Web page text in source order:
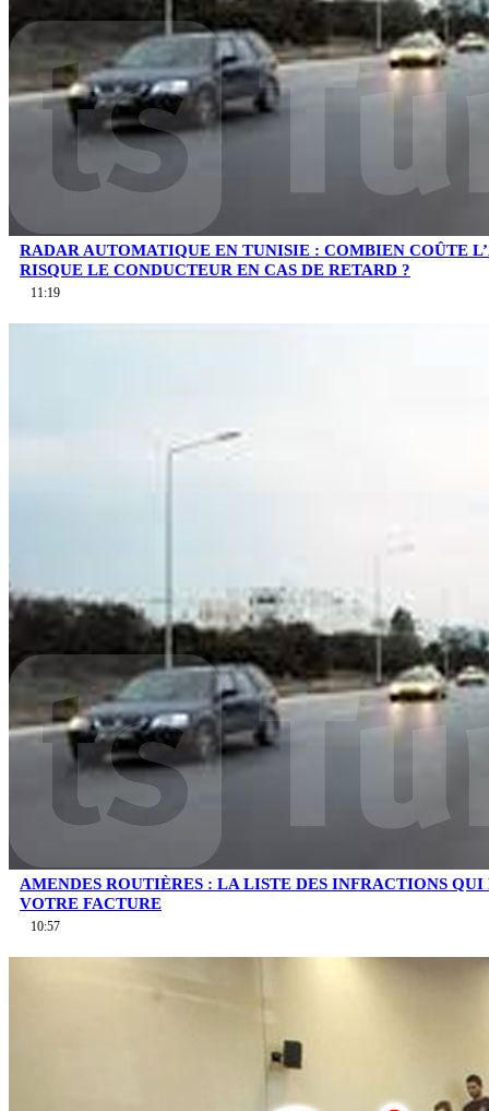
RADAR AUTOMATIQUE EN TUNISIE : COMBIEN COÛTE
RISQUE LE CONDUCTEUR EN CAS DE RETARD ?
11:19
AMENDES ROUTIÈRES : LA LISTE DES INFRACTIONS
VOTRE FACTURE
10:57